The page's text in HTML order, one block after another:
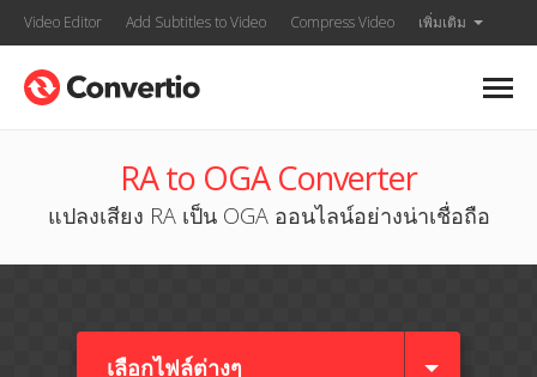
Video Editor Add Subtitles to Video Compress Video เพิ่มเติม
RA to OGA Converter
แปลงเสียง RA เป็น OGA ออนไลน์อย่างน่าเชื่อถือ
เลือกไฟล์ต่างๆ​